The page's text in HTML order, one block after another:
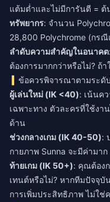
แต้มต่ำและไม่มีการันตี = ต้
ทรัพยากร: จำนวน
28,800 Polychrome (กร
ลำดับความสำคัญในอนาคต
ต้องการมากกว่าหรือไม่? ถ้า
ข้อควรพิจารณาตามระดั
ผู้เล่นใหม่ (IK <40): เน้นค
เฉพาะทาง ตัวละครที่ใช้งา
ด้าน
ช่วงกลางเกม (IK 40-50):
กายภาพ Sunna จะมีค่ามา
ท้ายเกม (IK 50+): คุณต้อง
เทนต์หรือไม่? หากทีมปัจจุบั
การเพิ่มประสิทธิภาพ ไม่ใช่